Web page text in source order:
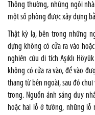
Thông thường, những ngôi
một số phòng được xây dựng
Thật kỳ lạ, bên trong những
dựng không có cửa ra vào
nghiên cứu di tích Aşıklı
không có cửa ra vào, để vào
thang từ bên ngoài, sau đó
trong. Nguồn ánh sáng duy
hoặc hai lỗ ở tường, những lỗ